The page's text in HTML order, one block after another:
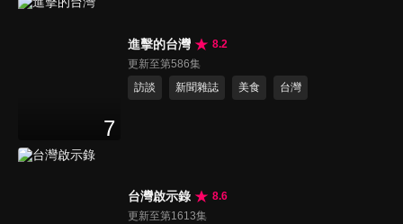
7
進擊的台灣
8.2
更新至第586集
訪談
新聞雜誌 美食 台灣
台灣啟示錄
8.6
更新至第1613集